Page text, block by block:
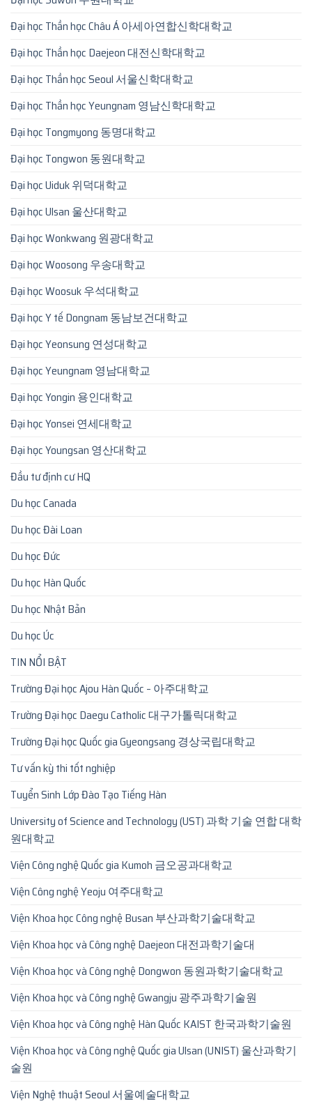
Đại học Thần học Châu Á 아세아연합신학대학교
Đại học Thần học Daejeon 대전신학대학교
Đại học Thần học Seoul 서울신학대학교
Đại học Thần học Yeungnam 영남신학대학교
Đại học Tongmyong 동명대학교
Đại học Tongwon 동원대학교
Đại học Uiduk 위덕대학교
Đại học Ulsan 울산대학교
Đại học Wonkwang 원광대학교
Đại học Woosong 우송대학교
Đại học Woosuk 우석대학교
Đại học Y tế Dongnam 동남보건대학교
Đại học Yeonsung 연성대학교
Đại học Yeungnam 영남대학교
Đại học Yongin 용인대학교
Đại học Yonsei 연세대학교
Đại học Youngsan 영산대학교
Đầu tư định cư HQ
Du học Canada
Du học Đài Loan
Du học Đức
Du học Hàn Quốc
Du học Nhật Bản
Du học Úc
TIN NỔI BẬT
Trường Đại học Ajou Hàn Quốc – 아주대학교
Trường Đại học Daegu Catholic 대구가톨릭대학교
Trường Đại học Quốc gia Gyeongsang 경상국립대학교
Tư vấn kỳ thi tốt nghiệp
Tuyển Sinh Lớp Đào Tạo Tiếng Hàn
University of Science and Technology (UST) 과학 기술 연합 대학
원대학교
Viện Công nghệ Quốc gia Kumoh 금오공과대학교
Viện Công nghệ Yeoju 여주대학교
Viện Khoa học Công nghệ Busan 부산과학기술대학교
Viện Khoa học và Công nghệ Daejeon 대전과학기술대
Viện Khoa học và Công nghệ Dongwon 동원과학기술대학교
Viện Khoa học và Công nghệ Gwangju 광주과학기술원
Viện Khoa học và Công nghệ Hàn Quốc KAIST 한국과학기술원
Viện Khoa học và Công nghệ Quốc gia Ulsan (UNIST) 울산과학기
술원
Viện Nghệ thuật Seoul 서울예술대학교